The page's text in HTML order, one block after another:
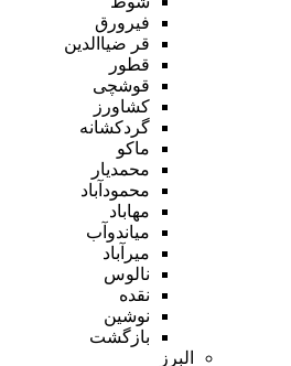
فیرورق
قر ضیاالدین
قطور
قوشچی
کشاورز
گردکشانه
ماکو
محمدیار
محمودآباد
مهاباد
میاندوآب
میرآباد
نالوس
نقده
نوشین
بازگشت
البرز